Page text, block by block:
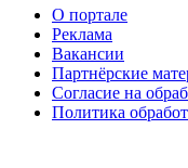
О портале
Реклама
Вакансии
Партнёрские
Согласие на
Политика